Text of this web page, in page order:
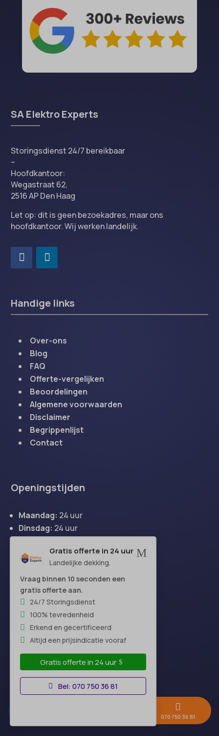
M
Gratis offerte in 24 uur
Landelijke dekking.
Vraag binnen 10 seconden een
gratis offerte aan.
24/7 Storingsdienst
100% tevredenheid
Erkend en gecertificeerd
Altijd een prijsindicatie vooraf
Gratis offerte in 24 uur
Bel: 070 750 36 81
SA Elektro Experts
Storingsdienst 24/7 bereikbaar
–
Hoofdkantoor:
Wegastraat 62,
2516 AP Den Haag
Let op: dit is geen bezoekadres, maar ons
hoofdkantoor. Wij werken landelijk.
Handige links
Over-ons
Blog
FAQ
Offerte-vergelijken
Beoordelingen
Algemene voorwaarden
Disclaimer
Begrippenlijst
Contact
Openingstijden
Maandag: 24 uur
Dinsdag: 24 uur
Donderdag:24 uur
Vrijdag: 24 uur
Zaterdag:24 uur
Zondag:24 uur
Hoofdkantoor

070 750 36 81